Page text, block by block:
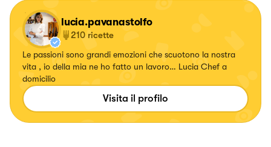
lucia.pavanastolfo
210 ricette
Le passioni sono grandi emozioni che scuotono la nostra
vita , io della mia ne ho fatto un lavoro… Lucia Chef a
domicilio
Visita il profilo